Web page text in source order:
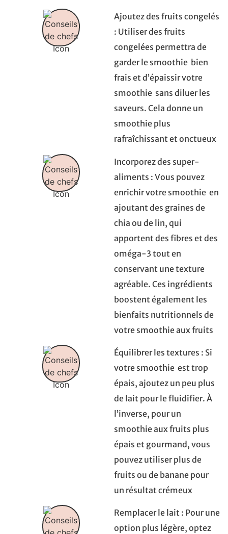
Ajoutez des fruits congelés
: Utiliser des fruits
congelées permettra de
garder le smoothie bien
frais et d’épaissir votre
smoothie sans diluer les
saveurs. Cela donne un
smoothie plus
rafraîchissant et onctueux
Incorporez des super-
aliments : Vous pouvez
enrichir votre smoothie en
ajoutant des graines de
chia ou de lin, qui
apportent des fibres et des
oméga-3 tout en
conservant une texture
agréable. Ces ingrédients
boostent également les
bienfaits nutritionnels de
votre smoothie aux fruits
Équilibrer les textures : Si
votre smoothie est trop
épais, ajoutez un peu plus
de lait pour le fluidifier. À
l’inverse, pour un
smoothie aux fruits plus
épais et gourmand, vous
pouvez utiliser plus de
fruits ou de banane pour
un résultat crémeux
Remplacer le lait : Pour une
option plus légère, optez